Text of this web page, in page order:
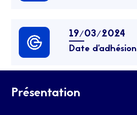
19/03/2024
Date d’adhésion
Présentation